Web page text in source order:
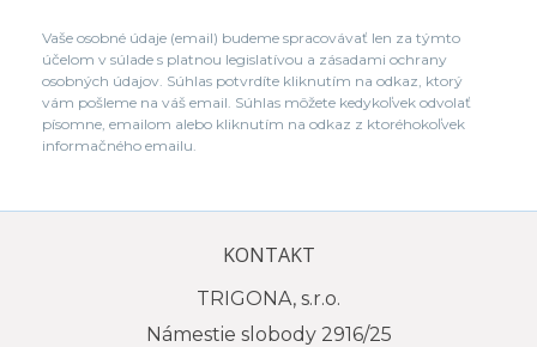
Vaše osobné údaje (email) budeme spracovávať len za týmto
účelom v súlade s platnou legislatívou a zásadami ochrany
osobných údajov. Súhlas potvrdíte kliknutím na odkaz, ktorý
vám pošleme na váš email. Súhlas môžete kedykoľvek odvolať
písomne, emailom alebo kliknutím na odkaz z ktoréhokoľvek
informačného emailu.
KONTAKT
TRIGONA, s.r.o.
Námestie slobody 2916/25